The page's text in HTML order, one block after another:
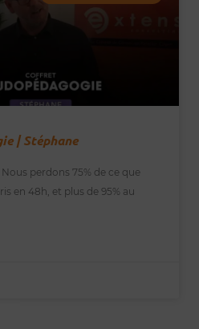
| Stéphane
Nous perdons 75% de ce que
en 48h, et plus de 95% au